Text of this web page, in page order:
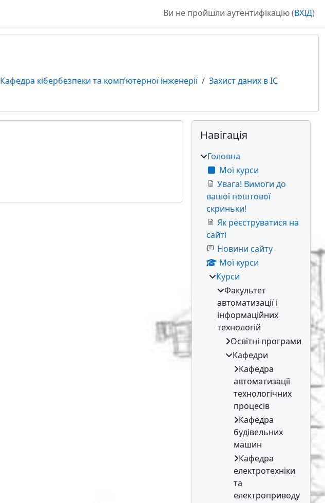
Ви не пройшли аутентифікацію (ВХІД)
Кафедра кібербезпеки та комп’ютерної інженерії
Захист даних в ІС
Блоки
Додаткові блоки
Пропустити Навігація
Навігація
Головна
Мої курси
Увага! Вимоги до
вашої поштової
скриньки!
Як реєструватися на
сайті
Новини сайту
Мої курси
Курси
Факультет
автоматизації і
інформаційних
технологій
Освітні програми
Кафедри
Кафедра
автоматизації
технологічних
процесів
Кафедра
будівельних
машин
Кафедра
електротехніки
та
електроприводу